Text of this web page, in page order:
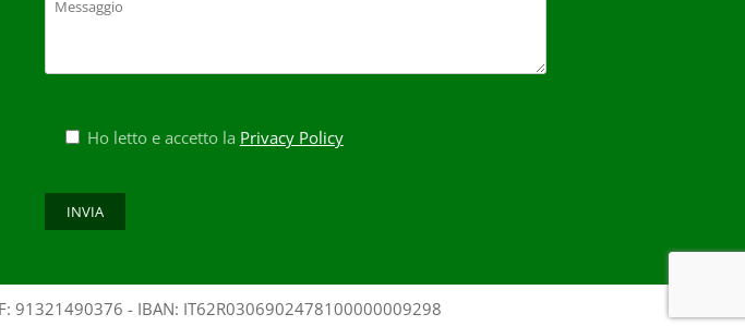
Ho letto e accetto la Privacy Policy
91321490376 - IBAN: IT62R0306902478100000009298